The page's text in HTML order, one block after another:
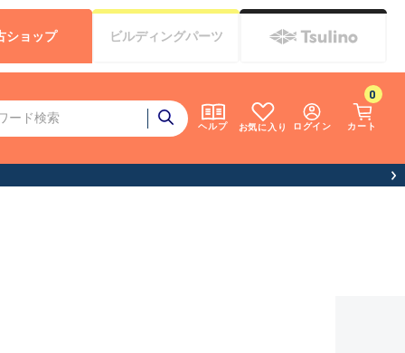
ヘルプ お気に入り ログイン カート
0
ショップ ビルディングパーツ